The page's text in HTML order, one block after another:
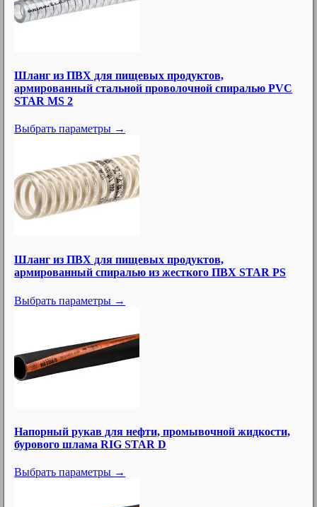
Шланг из ПВХ для пищевых продуктов,
армированный стальной проволочной спиралью PVC
STAR MS 2
Выбрать параметры →
Шланг из ПВХ для пищевых продуктов,
армированный спиралью из жесткого ПВХ STAR PS
Выбрать параметры →
Напорный рукав для нефти, промывочной жидкости,
бурового шлама RIG STAR D
Выбрать параметры →